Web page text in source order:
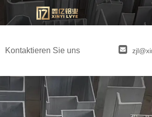
Kontaktieren Sie uns